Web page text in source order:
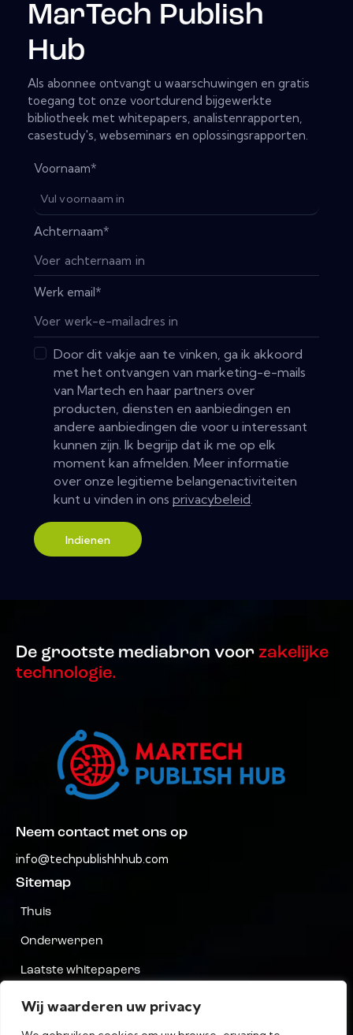
Wij waarderen uw privacy
MarTech Publish
Hub
Als abonnee ontvangt u waarschuwingen en gratis
toegang tot onze voortdurend bijgewerkte
bibliotheek met whitepapers, analistenrapporten,
casestudy's, webseminars en oplossingsrapporten.
Voornaam*
Achternaam*
Werk email*
Door dit vakje aan te vinken, ga ik akkoord
met het ontvangen van marketing-e-mails
van Martech en haar partners over
producten, diensten en aanbiedingen en
andere aanbiedingen die voor u interessant
kunnen zijn. Ik begrijp dat ik me op elk
moment kan afmelden. Meer informatie
over onze legitieme belangenactiviteiten
kunt u vinden in onsprivacybeleid
Indienen
De grootste mediabron voor zakelijke
technologie.
Neem contact met ons op
info@techpublishhhub.com
Sitemap
Thuis
Onderwerpen
Laatste whitepapers
Bedrijven AZ
Neem contact met ons op